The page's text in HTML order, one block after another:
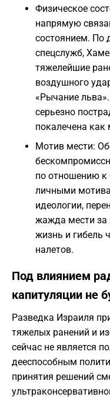
Физическое
напрямую
состоянием. По
спецслужб,
тяжелейшие
воздушного
«Рычание
серьезно
покалечена
Мотив мести:
по отношению
личными
идеологии,
жажда мести за
жизнь и гибель
налетов.
Под влиянием
капитуляции не
Разведка Израиля
тяжелых ранений и
сейчас не является
дееспособным
принятия решений